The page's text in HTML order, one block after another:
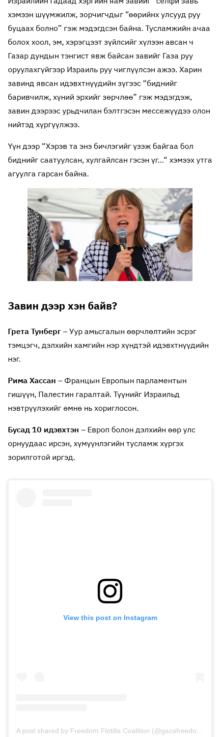
хэмээн шүүмжилж, зорчигчдыг “өөрийнх улсууд руу
буцаах болно” гэж мэдэгдсэн байна. Тусламжийн ачаа
болох хоол, эм, хэрэгцээт зүйлсийг хүлээн авсан ч
Газар дундын тэнгист явж байсан завийг Газа руу
оруулахгүйгээр Израиль руу чиглүүлсэн ажээ. Харин
завинд явсан идэвхтнүүдийн зүгээс “биднийг
баривчилж, хүний эрхийг зөрчлөө” гэж мэдэгдэж,
завин дээрээс урьдчилан бэлтгэсэн мессежүүдээ олон
нийтэд хүргүүлжээ.
Үүн дээр “Хэрэв та энэ бичлэгийг үзэж байгаа бол
биднийг саатуулсан, хулгайлсан гэсэн үг…“ хэмээх утга
агуулга гарсан байна.
Завин дээр хэн байв?
Грета Тунберг – Уур амьсгалын өөрчлөлтийн эсрэг
тэмцэгч, дэлхийн хамгийн нэр хүндтэй идэвхтнүүдийн
нэг.
Рима Хассан – Францын Европын парламентын
гишүүн, Палестин гаралтай. Түүнийг Израильд
нэвтрүүлэхийг өмнө нь хориглосон.
Бусад 10 идэвхтэн – Европ болон дэлхийн өөр улс
орнуудаас ирсэн, хүмүүнлэгийн тусламж хүргэх
зорилготой иргэд.
View this post on Instagram
A post shared by Freedom Flotilla Coalition (@gazafreedomflotilla)